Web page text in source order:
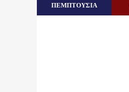
ΠΕΜΠΤΟΥΣΙΑ